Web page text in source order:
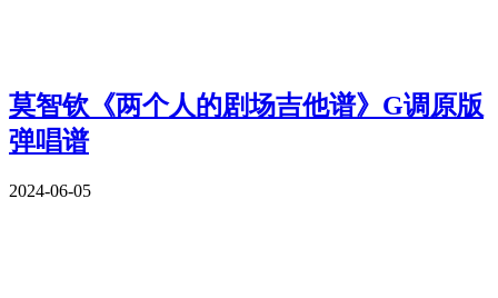
莫智钦《两个人的剧场吉他谱》G调原版
弹唱谱
2024-06-05